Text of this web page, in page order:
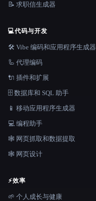
📝 求职信生成器
💻代码与开发
🛠️ Vibe 编码和应用程序生成器
🦾 代理编码
🔌 插件和扩展
🗄️ 数据库和 SQL 助手
📱 移动应用程序生成器
💻 编程助手
🕸️ 网页抓取和数据提取
🕸 网页设计
⚡效率
🌱 个人成长与健康